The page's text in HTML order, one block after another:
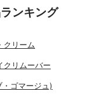
ンキング
クリーム
クリムーバー
・ゴマージュ)